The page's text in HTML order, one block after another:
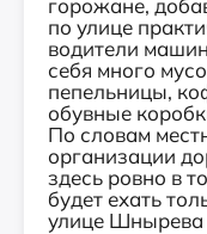
горожане,
по улице
водители
себя много
пепельницы,
обувные
По словам
организации
здесь ровно в
будет ехать
улице Шнырева